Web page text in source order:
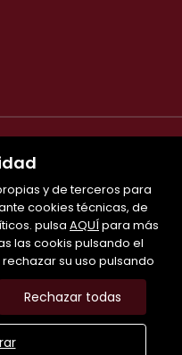
y de terceros para
cookies técnicas, de
pulsa AQUÍpara más
las cookis pulsando el
su uso pulsando
Rechazar todas